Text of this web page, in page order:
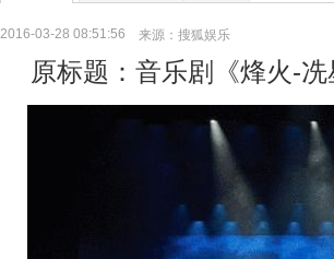
2016-03-28 08:51:56 来源： 搜狐娱乐
原标题：音乐剧《烽火-